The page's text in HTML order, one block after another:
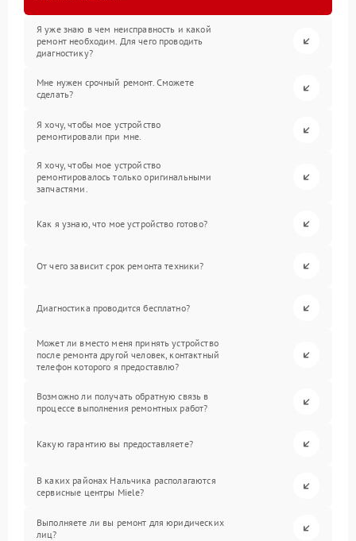
Я уже знаю в чем неисправность и какой
ремонт необходим. Для чего проводить
диагностику?
Мне нужен срочный ремонт. Сможете
сделать?
Я хочу, чтобы мое устройство
ремонтировали при мне.
Я хочу, чтобы мое устройство
ремонтировалось только оригинальными
запчастями.
Как я узнаю, что мое устройство готово?
От чего зависит срок ремонта техники?
Диагностика проводится бесплатно?
Может ли вместо меня принять устройство
после ремонта другой человек, контактный
телефон которого я предоставлю?
Возможно ли получать обратную связь в
процессе выполнения ремонтных работ?
Какую гарантию вы предоставляете?
В каких районах Нальчика располагаются
сервисные центры Miele?
Выполняете ли вы ремонт для юридических
лиц?